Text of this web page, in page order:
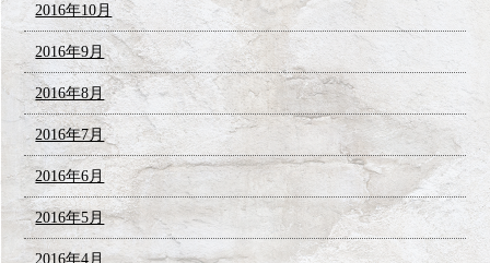
2016年10月
2016年9月
2016年8月
2016年7月
2016年6月
2016年5月
2016年4月